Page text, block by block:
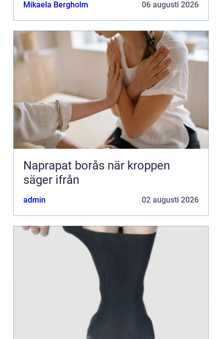
Mikaela Bergholm 06 augusti 2026
Naprapat borås när kroppen
säger ifrån
admin 02 augusti 2026